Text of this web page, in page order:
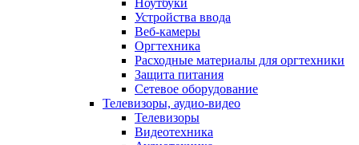
Ноутбуки
Устройства ввода
Веб-камеры
Оргтехника
Расходные материалы для оргтехники
Защита питания
Сетевое оборудование
Телевизоры, аудио-видео
Телевизоры
Видеотехника